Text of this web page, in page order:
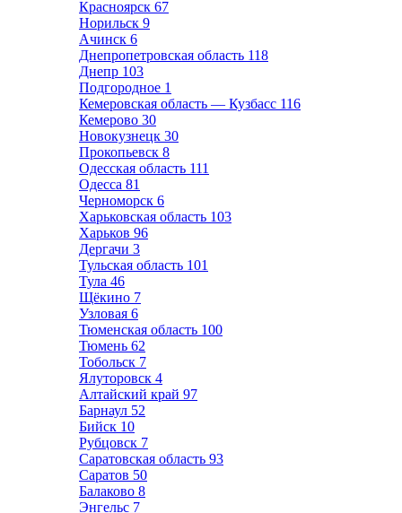
Красноярск 67
Норильск 9
Ачинск 6
Днепропетровская область 118
Днепр 103
Подгородное 1
Кемеровская область — Кузбасс 116
Кемерово 30
Новокузнецк 30
Прокопьевск 8
Одесская область 111
Одесса 81
Черноморск 6
Харьковская область 103
Харьков 96
Дергачи 3
Тульская область 101
Тула 46
Щёкино 7
Узловая 6
Тюменская область 100
Тюмень 62
Тобольск 7
Ялуторовск 4
Алтайский край 97
Барнаул 52
Бийск 10
Рубцовск 7
Саратовская область 93
Саратов 50
Балаково 8
Энгельс 7